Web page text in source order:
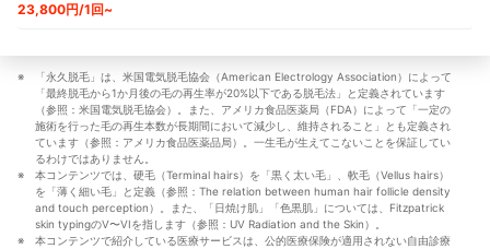
23,800円/1回~
「永久脱毛」は、米国電気脱毛協会（American Electrology Association）によって
「最終脱毛から1か月後の毛の再生率が20%以下である脱毛法」と定義されています
（参照：米国電気脱毛協会）。また、アメリカ食品医薬局（FDA）によって「一定の
施術を行った毛の再生本数が長期間において減少し、維持されること」とも定義され
ています（参照：アメリカ食品医薬品局）。一生毛が生えてこないことを保証してい
るわけではありません。
本コンテンツでは、硬毛（Terminal hairs）を「黒く太い毛」、軟毛（Vellus hairs）
を「薄く細い毛」と定義（参照：The relation between human hair follicle density
and touch perception）。また、「日焼け肌」「色黒肌」については、Fitzpatrick
skin typingのV〜VIを指します（参照：UV Radiation and the Skin）。
本コンテンツで紹介している医療サービスは、公的医療保険が適用されない自由診療